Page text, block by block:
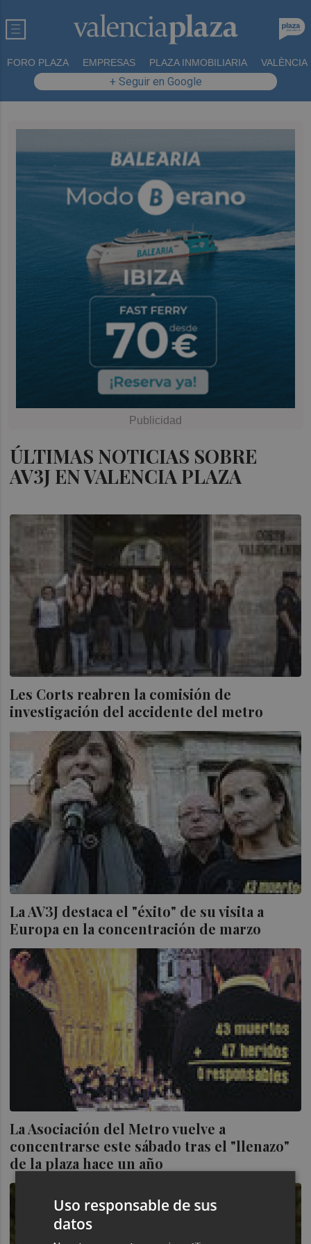
FORO PLAZA EMPRESAS PLAZA INMOBILIARIA VALÈNCIA
+ Seguir en Google
ÚLTIMAS NOTICIAS SOBRE
AV3J EN VALENCIA PLAZA
Les Corts reabren la comisión de
investigación del accidente del metro
La AV3J destaca el "éxito" de su visita a
Europa en la concentración de marzo
La Asociación del Metro vuelve a
concentrarse este sábado tras el "llenazo"
de la plaza hace un año
Uso responsable de sus
datos